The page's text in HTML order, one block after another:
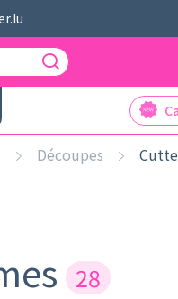
Découpes
28